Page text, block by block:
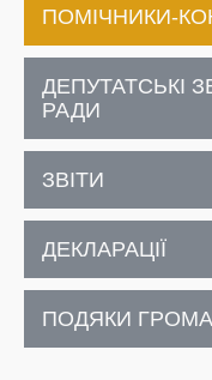
ПОМІЧНИКИ-
ДЕПУТАТСЬКІ
РАДИ
ЗВІТИ
ДЕКЛАРАЦІЇ
ПОДЯКИ